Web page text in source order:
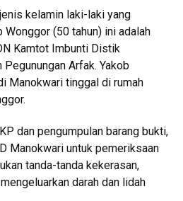
kelamin laki-laki yang
Wonggor (50 tahun) ini adalah
Kamtot Imbunti Distik
Arfak. Yakob
Manokwari tinggal di rumah
dan pengumpulan barang bukti,
Manokwari untuk pemeriksaan
tanda-tanda kekerasan,
darah dan lidah